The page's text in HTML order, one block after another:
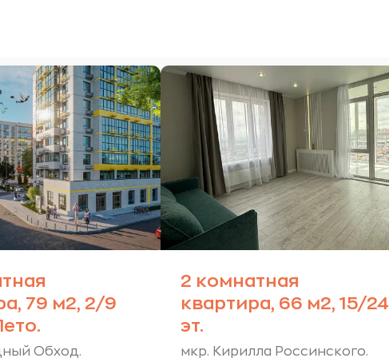
79 м2, 2/9
Обход.
2 комнатная
квартира, 66 м2, 15/24
эт.
мкр. Кирилла Россинского.